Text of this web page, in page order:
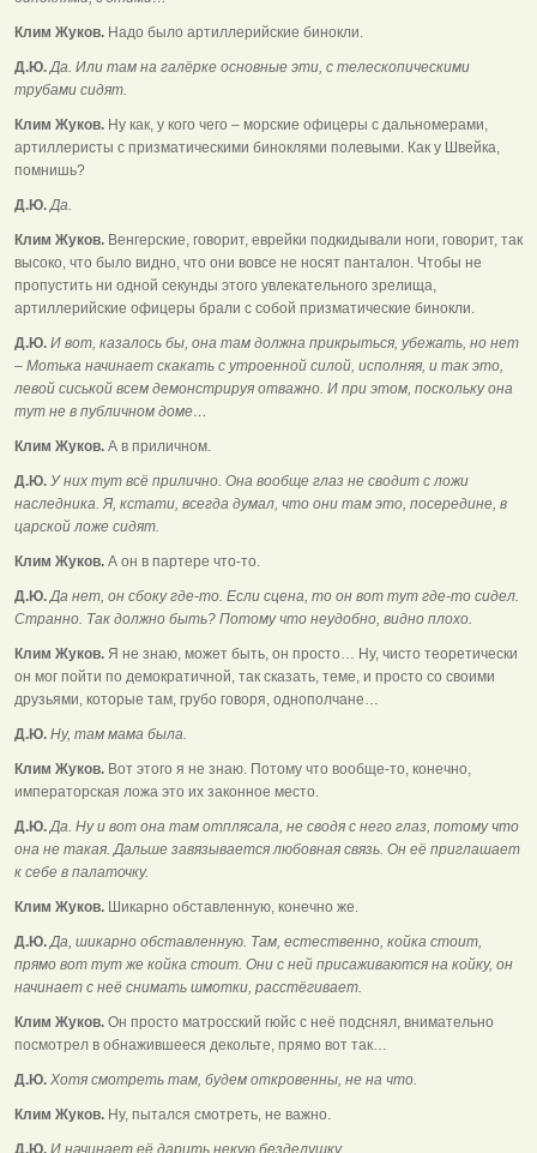
Клим Жуков. Надо было артиллерийские бинокли.
Д.Ю.Да. Или там на галёрке основные эти, с телескопическими
трубами сидят.
Клим Жуков. Ну как, у кого чего – морские офицеры с дальномерами,
артиллеристы с призматическими биноклями полевыми. Как у Швейка,
помнишь?
Д.Ю.Да.
Клим Жуков. Венгерские, говорит, еврейки подкидывали ноги, говорит, так
высоко, что было видно, что они вовсе не носят панталон. Чтобы не
пропустить ни одной секунды этого увлекательного зрелища,
артиллерийские офицеры брали с собой призматические бинокли.
Д.Ю. И вот, казалось бы, она там должна прикрыться, убежать, но нет
– Мотька начинает скакать с утроенной силой, исполняя, и так это,
левой сиськой всем демонстрируя отважно. И при этом, поскольку она
тут не в публичном доме…
Клим Жуков. А в приличном.
Д.Ю. У них тут всё прилично. Она вообще глаз не сводит с ложи
наследника. Я, кстати, всегда думал, что они там это, посередине, в
царской ложе сидят.
Клим Жуков. А он в партере что-то.
Д.Ю.Да нет, он сбоку где-то. Если сцена, то он вот тут где-то сидел.
Странно. Так должно быть? Потому что неудобно, видно плохо.
Клим Жуков. Я не знаю, может быть, он просто… Ну, чисто теоретически
он мог пойти по демократичной, так сказать, теме, и просто со своими
друзьями, которые там, грубо говоря, однополчане…
Д.Ю. Ну, там мама была.
Клим Жуков. Вот этого я не знаю. Потому что вообще-то, конечно,
императорская ложа это их законное место.
Д.Ю.Да. Ну и вот она там отплясала, не сводя с него глаз, потому что
она не такая. Дальше завязывается любовная связь. Он её приглашает
к себе в палаточку.
Клим Жуков. Шикарно обставленную, конечно же.
Д.Ю.Да, шикарно обставленную. Там, естественно, койка стоит,
прямо вот тут же койка стоит. Они с ней присаживаются на койку, он
начинает с неё снимать шмотки, расстёгивает.
Клим Жуков. Он просто матросский гюйс с неё подснял, внимательно
посмотрел в обнажившееся декольте, прямо вот так…
Д.Ю. Хотя смотреть там, будем откровенны, не на что.
Клим Жуков. Ну, пытался смотреть, не важно.
Д.Ю. И начинает её дарить некую безделушку.